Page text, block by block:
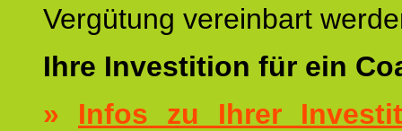
Vergütung vereinbart
Ihre Investition für ein
» Infos zu Ihrer